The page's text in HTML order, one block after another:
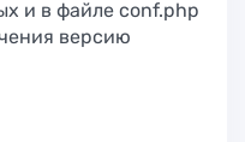
и в файле conf.php
версию